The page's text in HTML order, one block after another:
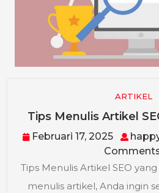
ARTIKEL
Tips Menulis Artikel
Februari 17, 2025
Februari
17,
2025
Tips Menulis Artikel SEO
menulis artikel, Anda ingin